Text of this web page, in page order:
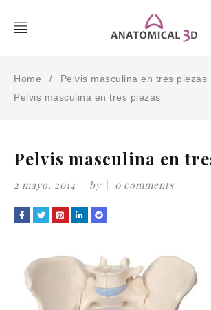
Home / Pelvis masculina en tres piezas
Pelvis masculina en tres piezas
Pelvis masculina en
2 mayo, 2014 by 0 comments